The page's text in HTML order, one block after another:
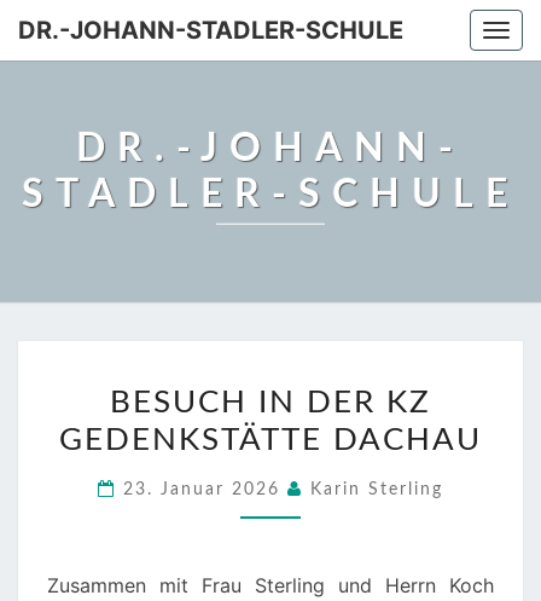
DR.-JOHANN-STADLER-SCHULE
DR.-JOHANN-
STADLER-SCHULE
IN
DER
GEDENKSTÄTTE
BESUCH IN DER KZ
GEDENKSTÄTTE DACHAU
23. Januar 2026 Karin Sterling
Zusammen mit Frau Sterling und Herrn Koch